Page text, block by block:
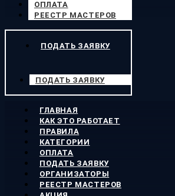
ОПЛАТА
РЕЕСТР МАСТЕРОВ
ПОДАТЬ ЗАЯВКУ
ПОДАТЬ ЗАЯВКУ
ГЛАВНАЯ
КАК ЭТО РАБОТАЕТ
ПРАВИЛА
КАТЕГОРИИ
ОПЛАТА
ПОДАТЬ ЗАЯВКУ
ОРГАНИЗАТОРЫ
РЕЕСТР МАСТЕРОВ